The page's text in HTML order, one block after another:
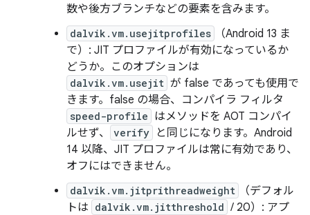
数や後方ブランチなどの要素を含みます。
dalvik.vm.usejitprofiles
（Android 13 ま
で）: JIT プロファイルが有効になっているか
どうか。このオプションは
dalvik.vm.usejit が false であっても使用で
きます。false の場合、コンパイラ フィルタ
speed-profile はメソッドを AOT コンパイ
ルせず、
verify
と同じになります。Android
14 以降、JIT プロファイルは常に有効であり、
オフにはできません。
dalvik.vm.jitprithreadweight
（デフォル
トは dalvik.vm.jitthreshold / 20）: アプ